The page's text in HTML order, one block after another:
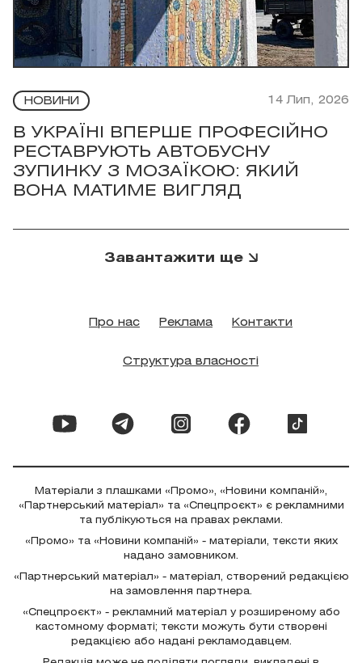
НОВИНИ 14 Лип, 2026
В УКРАЇНІ ВПЕРШЕ ПРОФЕСІЙНО
РЕСТАВРУЮТЬ АВТОБУСНУ
ЗУПИНКУ З МОЗАЇКОЮ: ЯКИЙ
ВОНА МАТИМЕ ВИГЛЯД
Завантажити ще
Про нас Реклама Контакти
Структура власності
Матеріали з плашками «Промо», «Новини компаній»,
«Партнерський матеріал» та «Спецпроєкт» є рекламними
та публікуються на правах реклами.
«Промо» та «Новини компаній» - матеріали, тексти яких
надано замовником.
«Партнерський матеріал» - матеріал, створений редакцією
на замовлення партнера.
«Спецпроєкт» - рекламний матеріал у розширеному або
кастомному форматі; тексти можуть бути створені
редакцією або надані рекламодавцем.